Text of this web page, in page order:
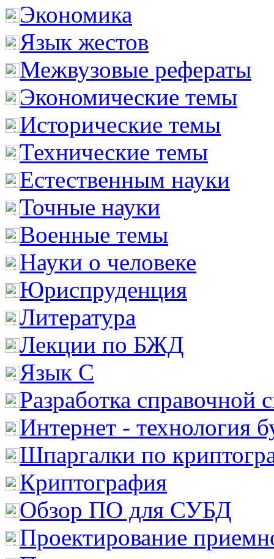
Экономика
Язык жестов
Межвузовые рефераты
Экономические темы
Исторические темы
Технические темы
Естественным науки
Точные науки
Военные темы
Науки о человеке
Юриспруденция
Литература
Лекции по БЖД
Язык С
Разработка справочной
Интернет - технология
Шпаргалки по
Криптография
Обзор ПО для СУБД
Проектирование